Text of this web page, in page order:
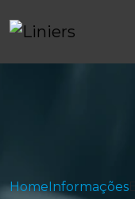
HomeInformações